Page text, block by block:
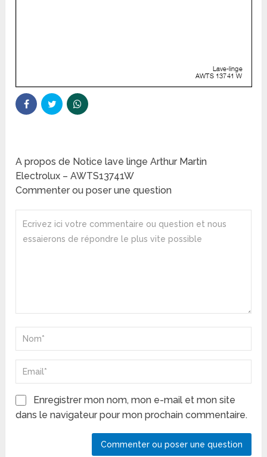
A propos de Notice lave linge Arthur Martin
Electrolux – AWTS13741W
Commenter ou poser une question
Enregistrer mon nom, mon e-mail et mon site
dans le navigateur pour mon prochain commentaire.